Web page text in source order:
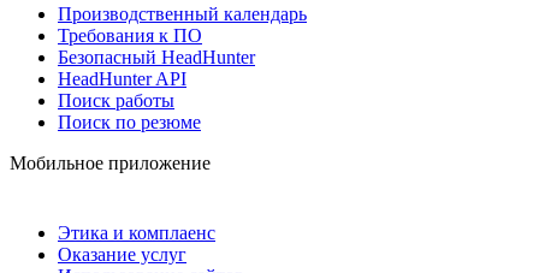
Производственный календарь
Требования к ПО
Безопасный HeadHunter
HeadHunter API
Поиск работы
Поиск по резюме
Мобильное приложение
Этика и комплаенс
Оказание услуг